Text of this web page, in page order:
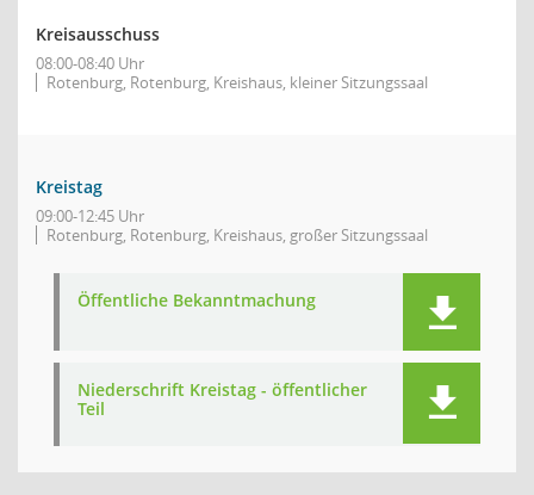
Kreisausschuss
08:00-08:40 Uhr
Rotenburg, Rotenburg, Kreishaus, kleiner Sitzungssaal
Kreistag
09:00-12:45 Uhr
Rotenburg, Rotenburg, Kreishaus, großer Sitzungssaal
Öffentliche Bekanntmachung
Niederschrift Kreistag - öffentlicher
Teil